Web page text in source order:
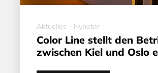
Aktuelles - Nyheter
Color Line stellt den
zwischen Kiel und Oslo